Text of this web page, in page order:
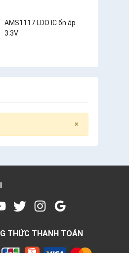
AMS1117 LDO IC ổn áp
3.3V
×
THỨC THANH TOÁN